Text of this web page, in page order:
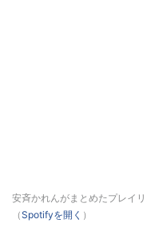
安斉かれんがまとめたプレイ
（Spotifyを開く ）